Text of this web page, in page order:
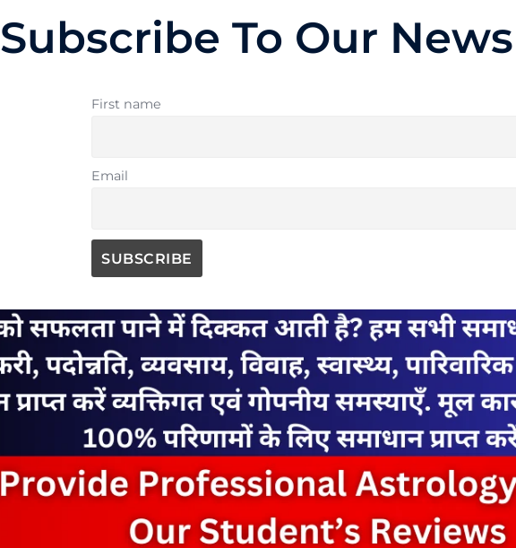
Subscribe To Our
First name
Email